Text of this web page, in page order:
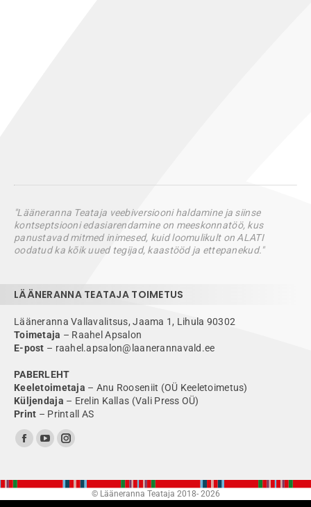
"Lääneranna Teataja veebiversiooni haldamine ja siinse
kontseptsiooni edasiarendamine on meeskonnatöö, kus
panustavad mitmed inimesed, kuid loomulikult on ALATI
oodatud ka kõik uued tegijad, kaastööd ja ettepanekud."
LÄÄNERANNA TEATAJA TOIMETUS
Lääneranna Vallavalitsus, Jaama 1, Lihula 90302
Toimetaja – Raahel Apsalon
E-post – raahel.apsalon@laanerannavald.ee
PABERLEHT
Keeletoimetaja – Anu Rooseniit (OÜ Keeletoimetus)
Küljendaja – Erelin Kallas (Vali Press OÜ)
Print – Printall AS
Find us on:
Facebook
opens
in
YouTube
opens
in
Instagram
opens
in
© Lääneranna Teataja 2018- 2026